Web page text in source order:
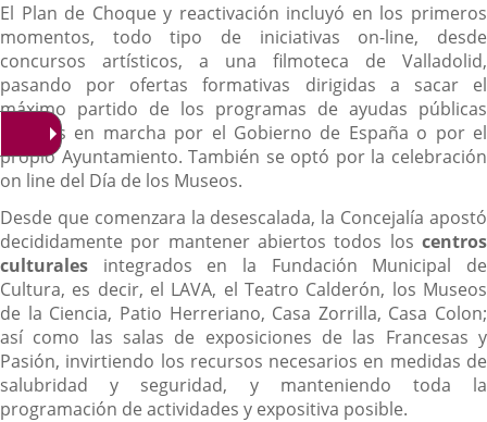
El Plan de Choque y reactivación incluyó en los primeros
momentos, todo tipo de iniciativas on-line, desde
concursos artísticos, a una filmoteca de Valladolid,
pasando por ofertas formativas dirigidas a sacar el
máximo partido de los programas de ayudas públicas
puestos en marcha por el Gobierno de España o por el
propio Ayuntamiento. También se optó por la celebración
on line del Día de los Museos.
Desde que comenzara la desescalada, la Concejalía apostó
decididamente por mantener abiertos todos los centros
culturales integrados en la Fundación Municipal de
Cultura, es decir, el LAVA, el Teatro Calderón, los Museos
de la Ciencia, Patio Herreriano, Casa Zorrilla, Casa Colon;
así como las salas de exposiciones de las Francesas y
Pasión, invirtiendo los recursos necesarios en medidas de
salubridad y seguridad, y manteniendo toda la
programación de actividades y expositiva posible.